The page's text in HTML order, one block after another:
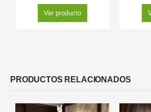
Ver producto
PRODUCTOS RELACIONADOS